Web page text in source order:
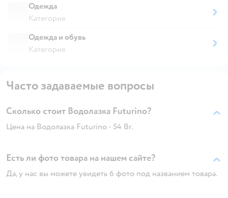
Одежда
Категория
Одежда и обувь
Категория
Часто задаваемые вопросы
Сколько стоит Водолазка Futurino?
Цена на Водолазка Futurino - 54 Br.
Есть ли фото товара на нашем сайте?
Да, у нас вы можете увидеть 6 фото под названием товара.